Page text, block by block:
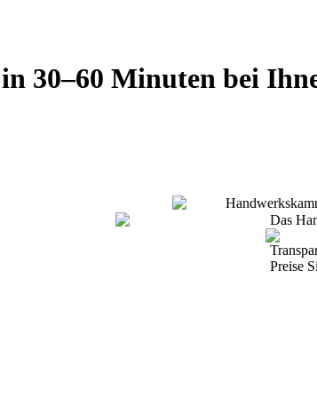
30–60 Minuten bei